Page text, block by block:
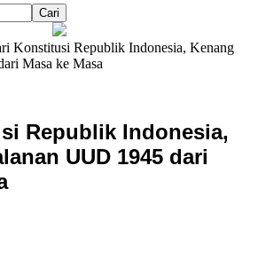
Konstitusi Republik Indonesia, Kenang
Masa ke Masa
Republik Indonesia,
UUD 1945 dari